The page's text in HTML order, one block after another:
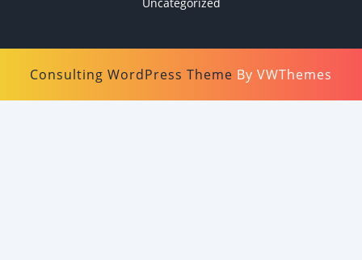
Consulting WordPress Theme By VWThemes